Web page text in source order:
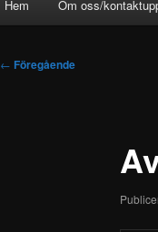
Hem Om oss/
Inläggsnavigering
← Föregående